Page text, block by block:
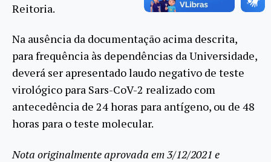
Reitoria.
Na ausência da documentação acima descrita,
para frequência às dependências da Universidade,
deverá ser apresentado laudo negativo de teste
virológico para Sars-CoV-2 realizado com
antecedência de 24 horas para antígeno, ou de 48
horas para o teste molecular.
Nota originalmente aprovada em 3/12/2021 e